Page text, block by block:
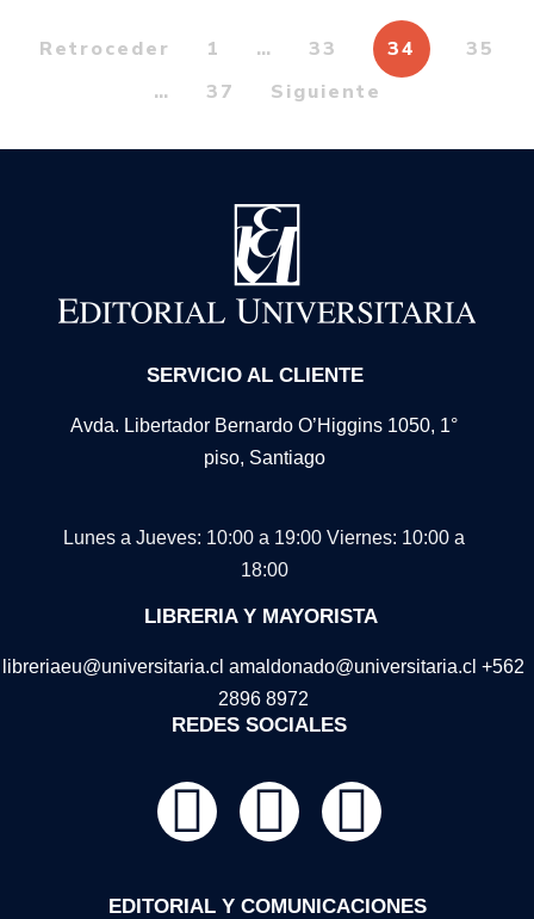
Retroceder 1 … 33 34
35
…
37 Siguiente
SERVICIO AL CLIENTE
Avda. Libertador Bernardo O’Higgins 1050, 1°
piso, Santiago
Lunes a Jueves: 10:00 a 19:00 Viernes: 10:00 a
18:00
LIBRERIA Y MAYORISTA
libreriaeu@universitaria.cl amaldonado@universitaria.cl +562
2896 8972
REDES SOCIALES
EDITORIAL Y COMUNICACIONES